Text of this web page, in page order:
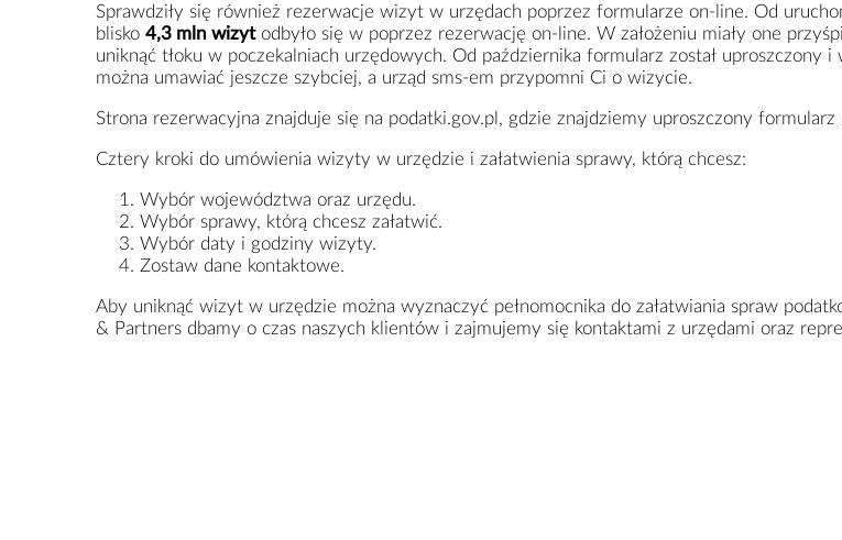
Sprawdziły się również rezerwacje wizyt w urzędach poprzez formularze on-line. Od
blisko 4,3 mln wizytodbyło się w poprzez rezerwację on-line. W założeniu miały one
uniknąć tłoku w poczekalniach urzędowych. Od października formularz został uproszczony
można umawiać jeszcze szybciej, a urząd sms-em przypomni Ci o wizycie.
Strona rezerwacyjna znajduje się na podatki.gov.pl, gdzie znajdziemy uproszczony
Cztery kroki do umówienia wizyty w urzędzie i załatwienia sprawy, którą chcesz:
Wybór województwa oraz urzędu.
Wybór sprawy, którą chcesz załatwić.
Wybór daty i godziny wizyty.
Zostaw dane kontaktowe.
Aby uniknąć wizyt w urzędzie można wyznaczyć pełnomocnika do załatwiania spraw
& Partners dbamy o czas naszych klientów i zajmujemy się kontaktami z urzędami oraz